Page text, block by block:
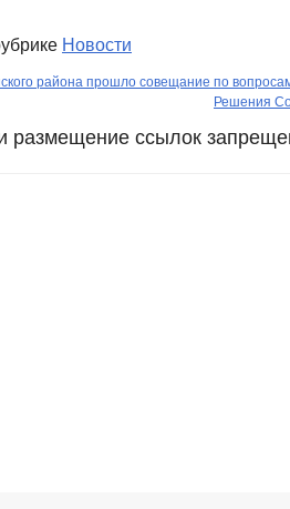
Новости
района прошло совещание по
Решения
размещение ссылок